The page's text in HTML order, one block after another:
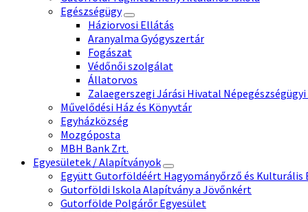
Egészségügy
Háziorvosi Ellátás
Aranyalma Gyógyszertár
Fogászat
Védőnői szolgálat
Állatorvos
Zalaegerszegi Járási Hivatal
Művelődési Ház és Könyvtár
Egyházközség
Mozgóposta
MBH Bank Zrt.
Egyesületek / Alapítványok
Együtt Gutorföldéért Hagyományőrző és Kulturális
Gutorföldi Iskola Alapítvány a Jövőnkért
Gutorfölde Polgárőr Egyesület